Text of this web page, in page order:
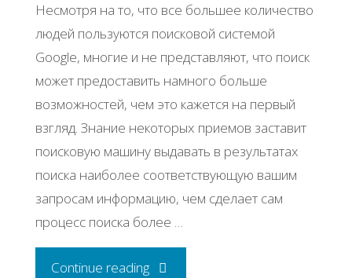
Несмотря на то, что все большее количество
людей пользуются поисковой системой
Google, многие и не представляют, что поиск
может предоставить намного больше
возможностей, чем это кажется на первый
взгляд. Знание некоторых приемов заставит
поисковую машину выдавать в результатах
поиска наиболее соответствующую вашим
запросам информацию, чем сделает сам
процесс поиска более …
Continue reading"12